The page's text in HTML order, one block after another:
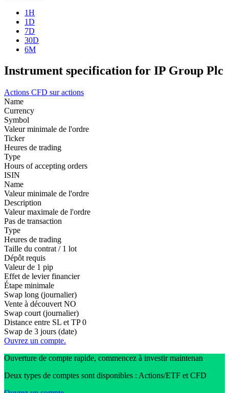
1H
1D
7D
30D
6M
Instrument specification for IP Group Plc
Actions CFD sur actions
Name
Currency
Symbol
Valeur minimale de l'ordre
Ticker
Heures de trading
Type
Hours of accepting orders
ISIN
Name
Valeur minimale de l'ordre
Description
Valeur maximale de l'ordre
Pas de transaction
Type
Heures de trading
Taille du contrat / 1 lot
Dépôt requis
Valeur de 1 pip
Effet de levier financier
Étape minimale
Swap long (journalier)
Vente à découvert NO
Swap court (journalier)
Distance entre SL et TP 0
Swap de 3 jours (date)
Ouvrez un compte.
Ouverture de compte rapide, commencez à investir maintenan
Deux types de comptes sont disponibles : Actions/ETF et CFD